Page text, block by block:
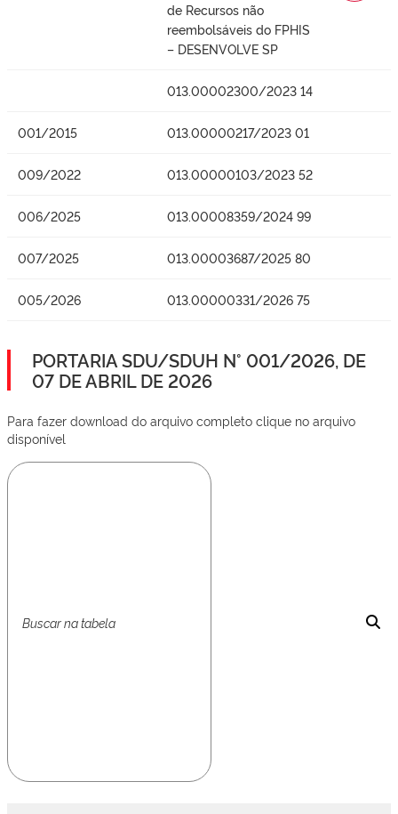
de Recursos não
reembolsáveis do FPHIS
– DESENVOLVE SP
013.00002300/2023 14
001/2015 013.00000217/2023 01
009/2022 013.00000103/2023 52
006/2025 013.00008359/2024 99
007/2025 013.00003687/2025 80
005/2026 013.00000331/2026 75
PORTARIA SDU/SDUH N° 001/2026, DE
07 DE ABRIL DE 2026
Para fazer download do arquivo completo clique no arquivo
disponível